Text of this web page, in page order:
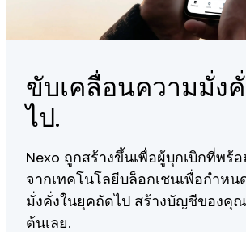
ขับเคลื่อนความมั่ง
ไป.
Nexo ถูกสร้างขึ้นเพื่อผู้บุกเบิกที่พร้
จากเทคโนโลยีบล็อกเชนเพื่อกำห
มั่งคั่งในยุคถัดไป สร้างบัญชีของคุ
ต้นเลย.